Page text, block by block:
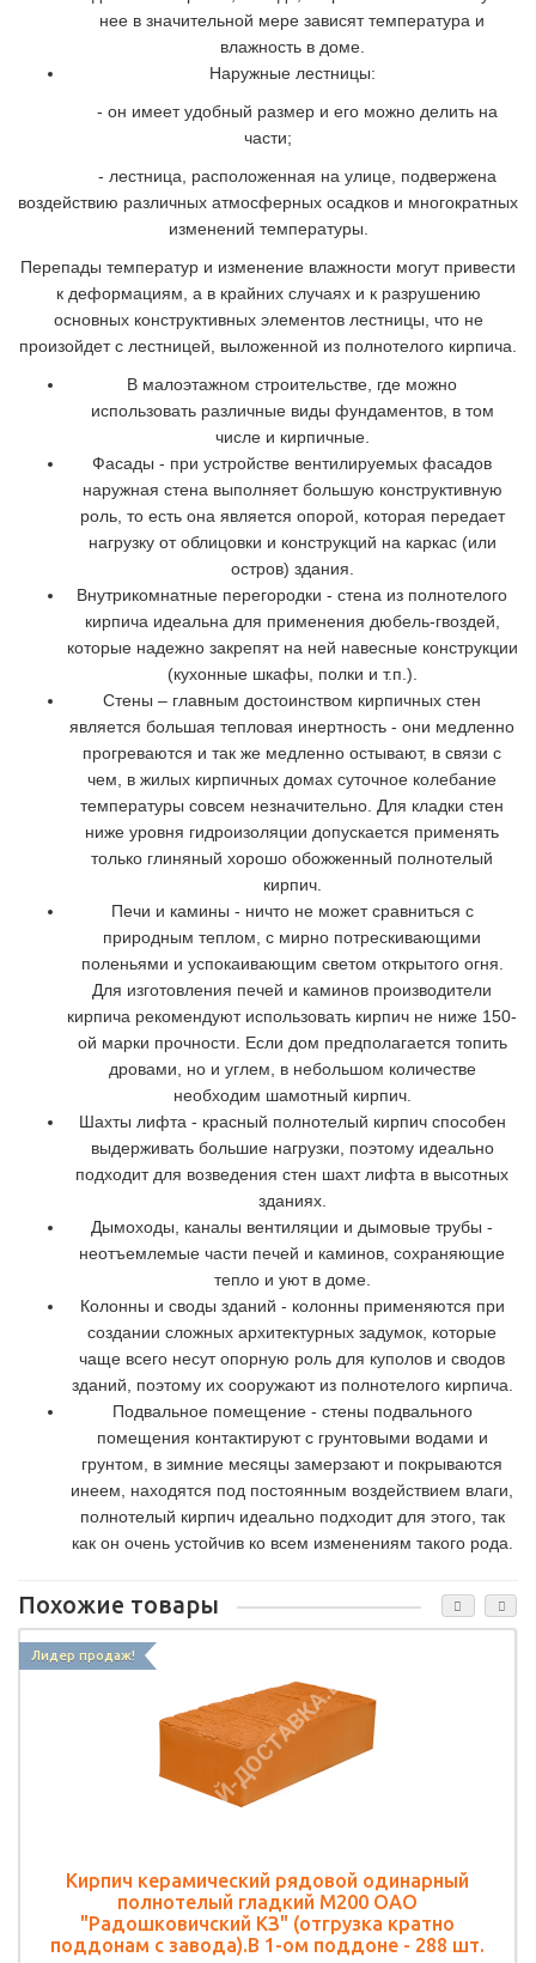
нее в значительной мере зависят температура и
влажность в доме.
Наружные лестницы:
- он имеет удобный размер и его можно делить на
части;
- лестница, расположенная на улице, подвержена
воздействию различных атмосферных осадков и многократных
изменений температуры.
Перепады температур и изменение влажности могут привести
к деформациям, а в крайних случаях и к разрушению
основных конструктивных элементов лестницы, что не
произойдет с лестницей, выложенной из полнотелого кирпича.
В малоэтажном строительстве, где можно
использовать различные виды фундаментов, в том
числе и кирпичные.
Фасады - при устройстве вентилируемых фасадов
наружная стена выполняет большую конструктивную
роль, то есть она является опорой, которая передает
нагрузку от облицовки и конструкций на каркас (или
остров) здания.
Внутрикомнатные перегородки - стена из полнотелого
кирпича идеальна для применения дюбель-гвоздей,
которые надежно закрепят на ней навесные конструкции
(кухонные шкафы, полки и т.п.).
Стены – главным достоинством кирпичных стен
является большая тепловая инертность - они медленно
прогреваются и так же медленно остывают, в связи с
чем, в жилых кирпичных домах суточное колебание
температуры совсем незначительно. Для кладки стен
ниже уровня гидроизоляции допускается применять
только глиняный хорошо обожженный полнотелый
кирпич.
Печи и камины - ничто не может сравниться с
природным теплом, с мирно потрескивающими
поленьями и успокаивающим светом открытого огня.
Для изготовления печей и каминов производители
кирпича рекомендуют использовать кирпич не ниже 150-
ой марки прочности. Если дом предполагается топить
дровами, но и углем, в небольшом количестве
необходим шамотный кирпич.
Шахты лифта - красный полнотелый кирпич способен
выдерживать большие нагрузки, поэтому идеально
подходит для возведения стен шахт лифта в высотных
зданиях.
Дымоходы, каналы вентиляции и дымовые трубы -
неотъемлемые части печей и каминов, сохраняющие
тепло и уют в доме.
Колонны и своды зданий - колонны применяются при
создании сложных архитектурных задумок, которые
чаще всего несут опорную роль для куполов и сводов
зданий, поэтому их сооружают из полнотелого кирпича.
Подвальное помещение - стены подвального
помещения контактируют с грунтовыми водами и
грунтом, в зимние месяцы замерзают и покрываются
инеем, находятся под постоянным воздействием влаги,
полнотелый кирпич идеально подходит для этого, так
как он очень устойчив ко всем изменениям такого рода.
Похожие товары
Лидер продаж!
Кирпич керамический рядовой одинарный
полнотелый гладкий М200 ОАО
"Радошковичский КЗ" (отгрузка кратно
поддонам с завода).В 1-ом поддоне - 288 шт.